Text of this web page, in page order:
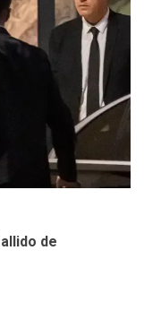
a Cámara
reforma
Libre
de